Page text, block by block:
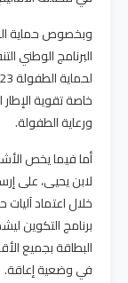
وبخصوص حماية
البرنامج الوطني
خاصة تقوية
ورعاية الطفولة.
أما فيما يخص
لابن يحيى، على
خلال اعتماد
برنامج التكوين
البطاقة بجميع
في وضعية إعاقة.